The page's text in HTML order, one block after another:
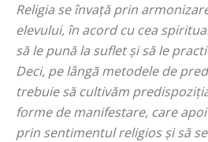
Religia se învață prin
elevului, în acord cu cea
să le pună la suflet și să le
Deci, pe lângă metodele de
trebuie să cultivăm
forme de manifestare, care
prin sentimentul religios și să